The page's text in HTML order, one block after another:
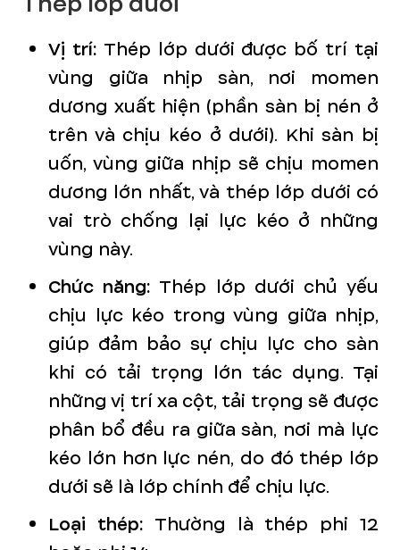
Vị trí: Thép lớp dưới được bố trí tại
vùng giữa nhịp sàn, nơi momen
dương xuất hiện (phần sàn bị nén ở
trên và chịu kéo ở dưới). Khi sàn bị
uốn, vùng giữa nhịp sẽ chịu momen
dương lớn nhất, và thép lớp dưới có
vai trò chống lại lực kéo ở những
vùng này.
Chức năng: Thép lớp dưới chủ yếu
chịu lực kéo trong vùng giữa nhịp,
giúp đảm bảo sự chịu lực cho sàn
khi có tải trọng lớn tác dụng. Tại
những vị trí xa cột, tải trọng sẽ được
phân bổ đều ra giữa sàn, nơi mà lực
kéo lớn hơn lực nén, do đó thép lớp
dưới sẽ là lớp chính để chịu lực.
Loại thép: Thường là thép phi 12